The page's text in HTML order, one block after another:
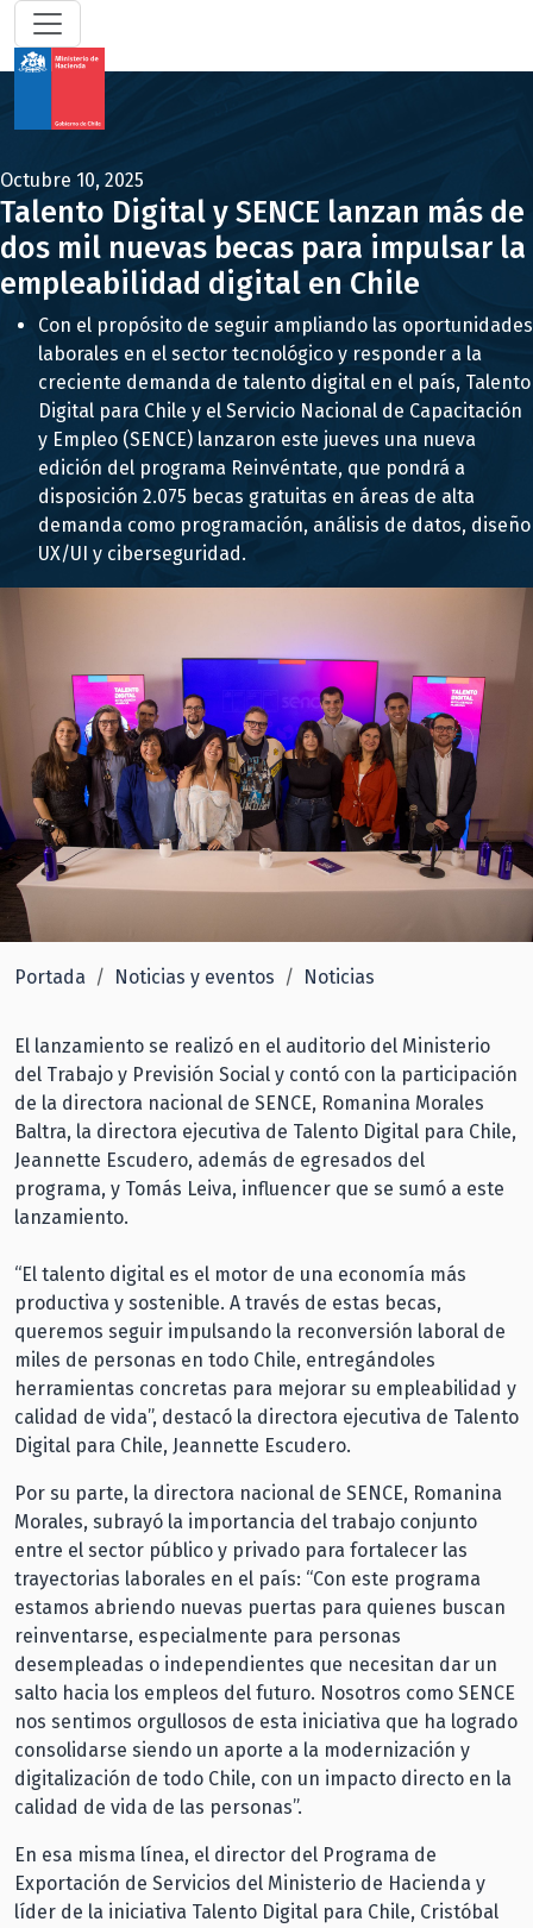
Octubre 10, 2025
Talento Digital y SENCE lanzan más de
dos mil nuevas becas para impulsar la
empleabilidad digital en Chile
Con el propósito de seguir ampliando las oportunidades
laborales en el sector tecnológico y responder a la
creciente demanda de talento digital en el país, Talento
Digital para Chile y el Servicio Nacional de Capacitación
y Empleo (SENCE) lanzaron este jueves una nueva
edición del programa Reinvéntate, que pondrá a
disposición 2.075 becas gratuitas en áreas de alta
demanda como programación, análisis de datos, diseño
UX/UI y ciberseguridad.
Portada Noticias y eventos Noticias
El lanzamiento se realizó en el auditorio del Ministerio
del Trabajo y Previsión Social y contó con la participación
de la directora nacional de SENCE, Romanina Morales
Baltra, la directora ejecutiva de Talento Digital para Chile,
Jeannette Escudero, además de egresados del
programa, y Tomás Leiva, influencer que se sumó a este
lanzamiento.
“El talento digital es el motor de una economía más
productiva y sostenible. A través de estas becas,
queremos seguir impulsando la reconversión laboral de
miles de personas en todo Chile, entregándoles
herramientas concretas para mejorar su empleabilidad y
calidad de vida”, destacó la directora ejecutiva de Talento
Digital para Chile, Jeannette Escudero.
Por su parte, la directora nacional de SENCE, Romanina
Morales, subrayó la importancia del trabajo conjunto
entre el sector público y privado para fortalecer las
trayectorias laborales en el país: “Con este programa
estamos abriendo nuevas puertas para quienes buscan
reinventarse, especialmente para personas
desempleadas o independientes que necesitan dar un
salto hacia los empleos del futuro. Nosotros como SENCE
nos sentimos orgullosos de esta iniciativa que ha logrado
consolidarse siendo un aporte a la modernización y
digitalización de todo Chile, con un impacto directo en la
calidad de vida de las personas”.
En esa misma línea, el director del Programa de
Exportación de Servicios del Ministerio de Hacienda y
líder de la iniciativa Talento Digital para Chile, Cristóbal